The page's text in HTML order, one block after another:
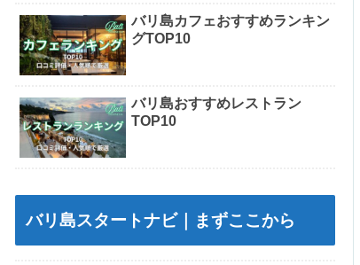
バリ島カフェおすすめランキン
グTOP10
バリ島おすすめレストラン
TOP10
バリ島スタートナビ｜まずここから